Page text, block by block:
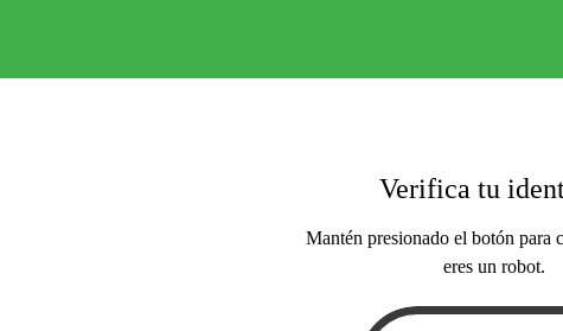
Verifica tu
Mantén presionado el botón para
eres un robot.